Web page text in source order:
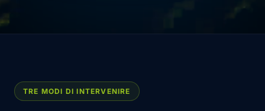
TRE MODI DI INTERVENIRE